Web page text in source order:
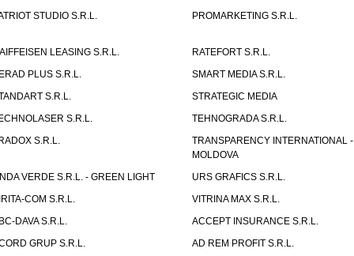
STUDIO S.R.L.
PROMARKETING S.R.L.
LEASING S.R.L.
RATEFORT S.R.L.
PLUS S.R.L.
SMART MEDIA S.R.L.
S.R.L.
STRATEGIC MEDIA
S.R.L.
TEHNOGRADA S.R.L.
S.R.L.
TRANSPARENCY INTERNATIONAL -
MOLDOVA
VERDE S.R.L. - GREEN LIGHT
URS GRAFICS S.R.L.
COM S.R.L.
VITRINA MAX S.R.L.
DAVA S.R.L.
ACCEPT INSURANCE S.R.L.
GRUP S.R.L.
AD REM PROFIT S.R.L.